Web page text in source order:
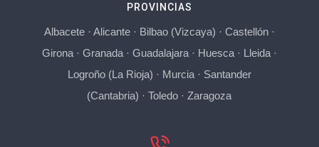
PROVINCIAS
Albacete· Alicante· Bilbao (Vizcaya) · Castellón·
Girona· Granada· Guadalajara· Huesca· Lleida·
Logroño (La Rioja) · Murcia· Santander
(Cantabria) ·Toledo ·Zaragoza